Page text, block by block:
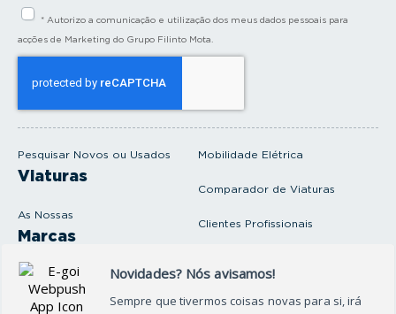
Pesquisar Novos ou Usados
Viaturas
As Nossas
Marcas
Produtos e serviços
Oficina
Mobilidade Elétrica
Comparador de Viaturas
Clientes Profissionais
l
* Autorizo a comunicação e utilização dos meus dados pessoais para
acções de Marketing do Grupo Filinto Mota.